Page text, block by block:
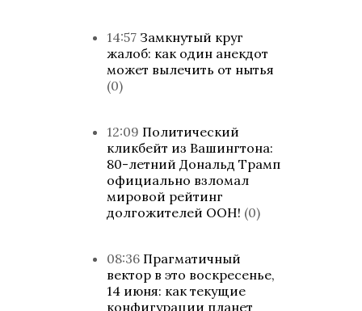
14:57 Замкнутый круг
жалоб: как один анекдот
может вылечить от нытья
(0)
12:09 Политический
кликбейт из Вашингтона:
80-летний Дональд Трамп
официально взломал
мировой рейтинг
долгожителей ООН! (0)
08:36 Прагматичный
вектор в это воскресенье,
14 июня: как текущие
конфигурации планет